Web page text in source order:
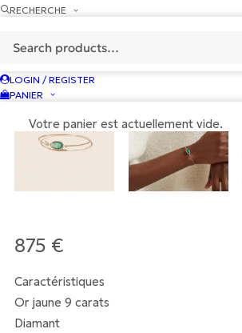
RECHERCHE
LOGIN / REGISTER
PANIER
Votre panier est actuellement vide.
875 €
Caractéristiques
Or jaune 9 carats
Diamant